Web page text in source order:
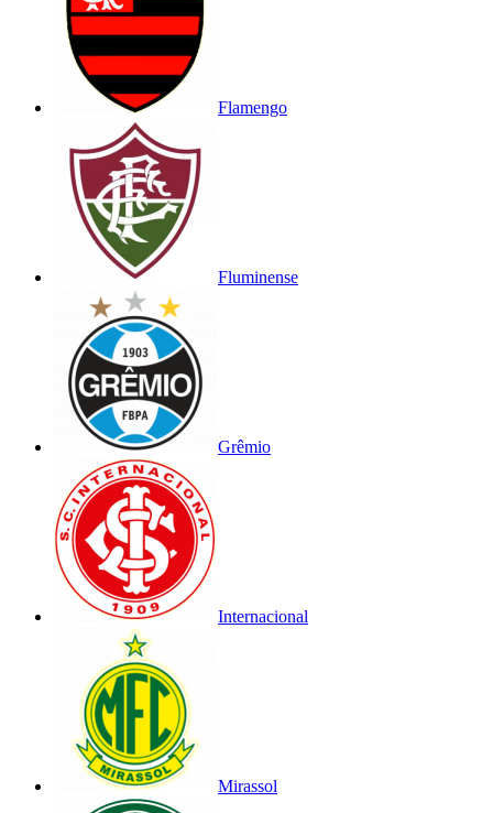
Flamengo
Fluminense
Grêmio
Internacional
Mirassol